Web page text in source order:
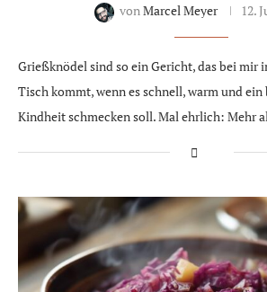
vonMarcel Meyer 12.
Grießknödel sind so ein Gericht, das bei mir
Tisch kommt, wenn es schnell, warm und ein
Kindheit schmecken soll. Mal ehrlich: Mehr